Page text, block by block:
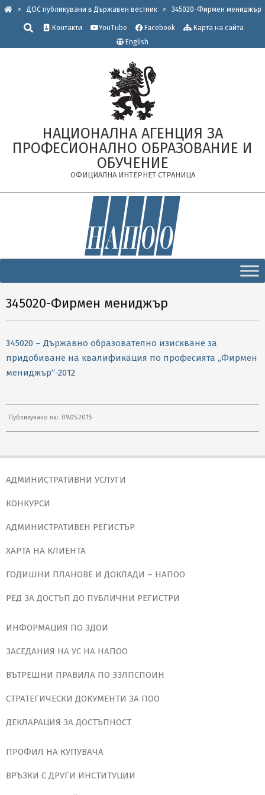
Skip
content
> ДОС публикувани в Държавен вестник >
345020-Фирмен мениджър
Търсене
Контакти YouTube Facebook
Карта на сайта
English
НАЦИОНАЛНА АГЕНЦИЯ ЗА
ПРОФЕСИОНАЛНО ОБРАЗОВАНИЕ И
ОБУЧЕНИЕ
ОФИЦИАЛНА ИНТЕРНЕТ СТРАНИЦА
Navigation
345020-Фирмен мениджър
345020 – Държавно образователно изискване за
придобиване на квалификация по професията „Фирмен
мениджър“-2012
Публикувано на: 09.05.2015
АДМИНИСТРАТИВНИ УСЛУГИ
КОНКУРСИ
АДМИНИСТРАТИВЕН РЕГИСТЪР
ХАРТА НА КЛИЕНТА
ГОДИШНИ ПЛАНОВЕ И ДОКЛАДИ – НАПОО
РЕД ЗА ДОСТЪП ДО ПУБЛИЧНИ РЕГИСТРИ
ИНФОРМАЦИЯ ПО ЗДОИ
ЗАСЕДАНИЯ НА УС НА НАПОО
ВЪТРЕШНИ ПРАВИЛА ПО ЗЗЛПСПОИН
СТРАТЕГИЧЕСКИ ДОКУМЕНТИ ЗА ПОО
ДЕКЛАРАЦИЯ ЗА ДОСТЪПНОСТ
ПРОФИЛ НА КУПУВАЧА
ВРЪЗКИ С ДРУГИ ИНСТИТУЦИИ